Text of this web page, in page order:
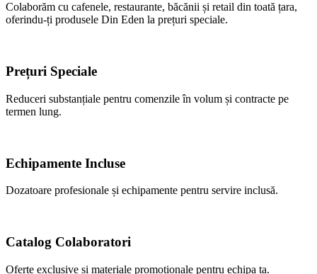
Colaborăm cu cafenele, restaurante, băcănii și retail din toată țara,
oferindu-ți produsele Din Eden la prețuri speciale.
Prețuri Speciale
Reduceri substanțiale pentru comenzile în volum și contracte pe
termen lung.
Echipamente Incluse
Dozatoare profesionale și echipamente pentru servire inclusă.
Catalog Colaboratori
Oferte exclusive și materiale promoționale pentru echipa ta.